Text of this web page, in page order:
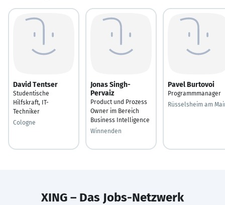
David Tentser
Studentische
Hilfskraft, IT-
Techniker
Cologne
Jonas Singh-
Pervaiz
Product und Prozess
Owner im Bereich
Business Intelligence
Winnenden
Pavel Burtovoi
Programmmanager
Rüsselsheim am
XING – Das Jobs-Netzwerk